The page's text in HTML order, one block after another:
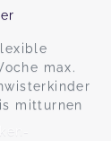
max.
mitturnen